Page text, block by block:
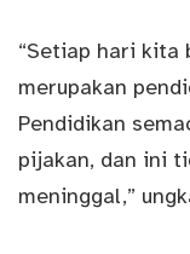
“Setiap hari kita
merupakan
Pendidikan
pijakan, dan ini
meninggal,”